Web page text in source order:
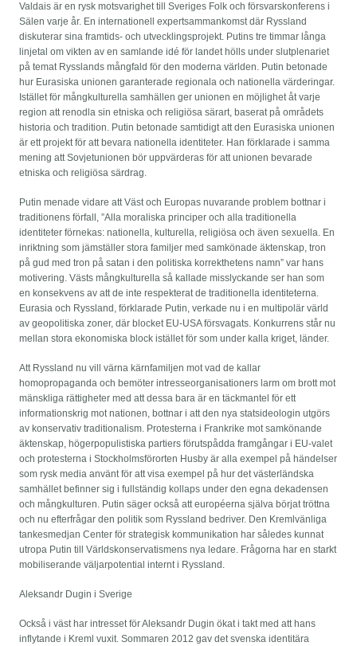
Valdais är en rysk motsvarighet till Sveriges Folk och försvarskonferens i
Sälen varje år. En internationell expertsammankomst där Ryssland
diskuterar sina framtids- och utvecklingsprojekt. Putins tre timmar långa
linjetal om vikten av en samlande idé för landet hölls under slutplenariet
på temat Rysslands mångfald för den moderna världen. Putin betonade
hur Eurasiska unionen garanterade regionala och nationella värderingar.
Istället för mångkulturella samhällen ger unionen en möjlighet åt varje
region att renodla sin etniska och religiösa särart, baserat på områdets
historia och tradition. Putin betonade samtidigt att den Eurasiska unionen
är ett projekt för att bevara nationella identiteter. Han förklarade i samma
mening att Sovjetunionen bör uppvärderas för att unionen bevarade
etniska och religiösa särdrag.
Putin menade vidare att Väst och Europas nuvarande problem bottnar i
traditionens förfall, ”Alla moraliska principer och alla traditionella
identiteter förnekas: nationella, kulturella, religiösa och även sexuella. En
inriktning som jämställer stora familjer med samkönade äktenskap, tron
på gud med tron på satan i den politiska korrekthetens namn” var hans
motivering. Västs mångkulturella så kallade misslyckande ser han som
en konsekvens av att de inte respekterat de traditionella identiteterna.
Eurasia och Ryssland, förklarade Putin, verkade nu i en multipolär värld
av geopolitiska zoner, där blocket EU-USA försvagats. Konkurrens står nu
mellan stora ekonomiska block istället för som under kalla kriget, länder.
Att Ryssland nu vill värna kärnfamiljen mot vad de kallar
homopropaganda och bemöter intresseorganisationers larm om brott mot
mänskliga rättigheter med att dessa bara är en täckmantel för ett
informationskrig mot nationen, bottnar i att den nya statsideologin utgörs
av konservativ traditionalism. Protesterna i Frankrike mot samkönande
äktenskap, högerpopulistiska partiers förutspådda framgångar i EU-valet
och protesterna i Stockholmsförorten Husby är alla exempel på händelser
som rysk media använt för att visa exempel på hur det västerländska
samhället befinner sig i fullständig kollaps under den egna dekadensen
och mångkulturen. Putin säger också att européerna själva börjat tröttna
och nu efterfrågar den politik som Ryssland bedriver. Den Kremlvänliga
tankesmedjan Center för strategisk kommunikation har således kunnat
utropa Putin till Världskonservatismens nya ledare. Frågorna har en starkt
mobiliserande väljarpotential internt i Ryssland.
Aleksandr Dugin i Sverige
Också i väst har intresset för Aleksandr Dugin ökat i takt med att hans
inflytande i Kreml vuxit. Sommaren 2012 gav det svenska identitära